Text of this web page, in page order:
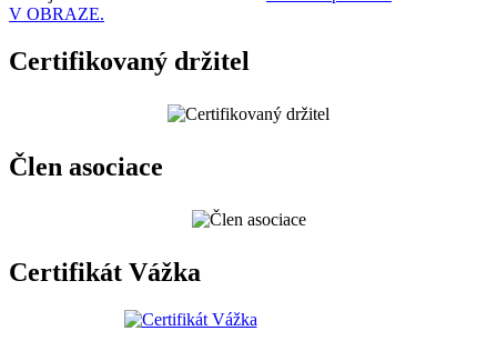
V OBRAZE.
Certifikovaný držitel
Člen asociace
Certifikát Vážka